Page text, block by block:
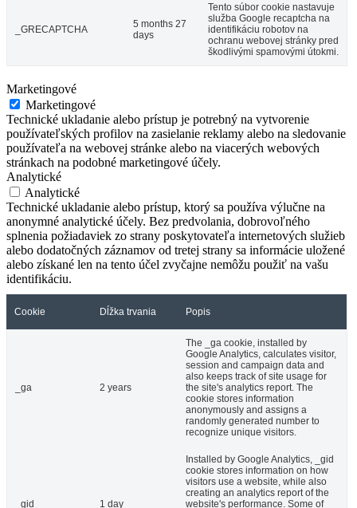
_GRECAPTCHA
5 months 27
days
Tento súbor cookie nastavuje
služba Google recaptcha na
identifikáciu robotov na
ochranu webovej stránky pred
škodlivými spamovými útokmi.
Marketingové
Marketingové
Technické ukladanie alebo prístup je potrebný na vytvorenie
používateľských profilov na zasielanie reklamy alebo na sledovanie
používateľa na webovej stránke alebo na viacerých webových
stránkach na podobné marketingové účely.
Analytické
Analytické
Technické ukladanie alebo prístup, ktorý sa používa výlučne na
anonymné analytické účely. Bez predvolania, dobrovoľného
splnenia požiadaviek zo strany poskytovateľa internetových služieb
alebo dodatočných záznamov od tretej strany sa informácie uložené
alebo získané len na tento účel zvyčajne nemôžu použiť na vašu
identifikáciu.
Cookie Dĺžka trvania Popis
_ga 2 years
The _ga cookie, installed by
Google Analytics, calculates visitor,
session and campaign data and
also keeps track of site usage for
the site's analytics report. The
cookie stores information
anonymously and assigns a
randomly generated number to
recognize unique visitors.
_gid 1 day
Installed by Google Analytics, _gid
cookie stores information on how
visitors use a website, while also
creating an analytics report of the
website's performance. Some of